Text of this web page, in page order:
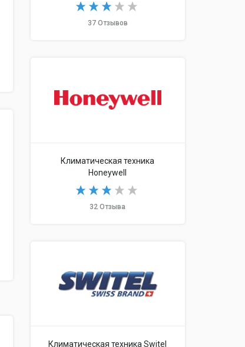
37 Отзывов
Климатическая техника
Honeywell
32 Отзыва
Климатическая техника Switel